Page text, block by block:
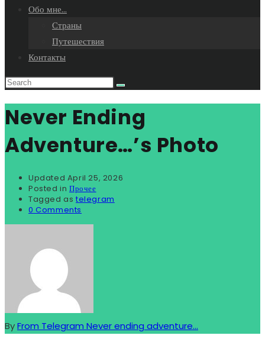
Обо мне…
Страны
Путешествия
Контакты
Never Ending
Adventure…’s Photo
Updated April 25, 2026
Posted in Прочее
Tagged as telegram
0 Comments
ByFrom Telegram Never ending adventure...